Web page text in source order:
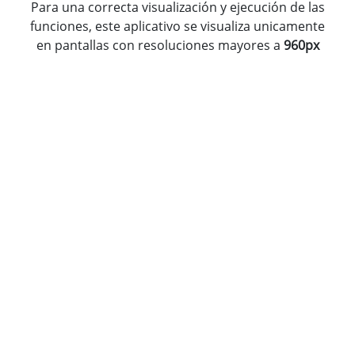
Para una correcta visualización y ejecución de las
funciones, este aplicativo se visualiza unicamente
en pantallas con resoluciones mayores a 960px